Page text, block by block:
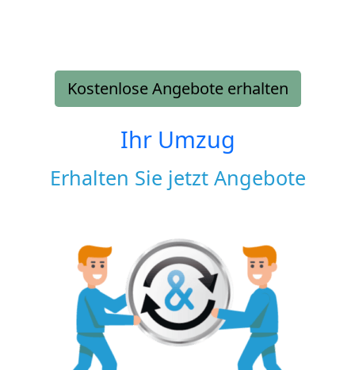
Kostenlose Angebote erhalten
Ihr Umzug
Erhalten Sie jetzt Angebote